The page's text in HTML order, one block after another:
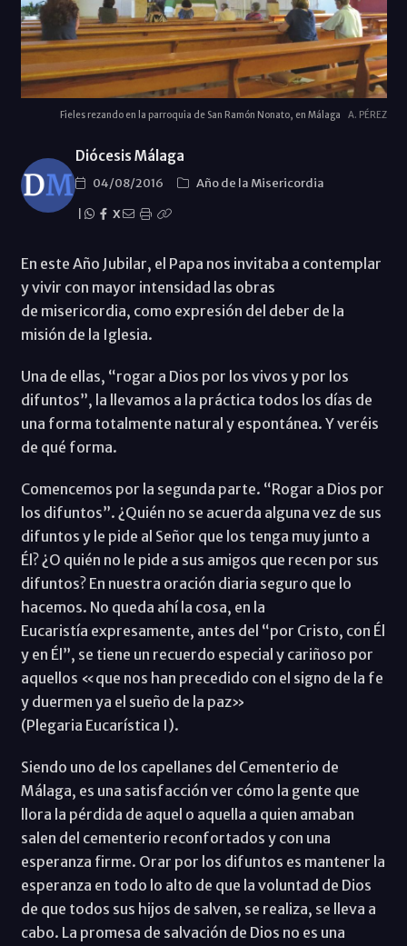
Fieles rezando en la parroquia de San Ramón Nonato, en Málaga A. PÉREZ
Diócesis Málaga
04/08/2016
Año de la Misericordia
X
En este Año Jubilar, el Papa nos invitaba a contemplar
y vivir con mayor intensidad las obras
de misericordia, como expresión del deber de la
misión de la Iglesia.
Una de ellas, “rogar a Dios por los vivos y por los
difuntos”, la llevamos a la práctica todos los días de
una forma totalmente natural y espontánea. Y veréis
de qué forma.
Comencemos por la segunda parte. “Rogar a Dios por
los difuntos”. ¿Quién no se acuerda alguna vez de sus
difuntos y le pide al Señor que los tenga muy junto a
Él? ¿O quién no le pide a sus amigos que recen por sus
difuntos? En nuestra oración diaria seguro que lo
hacemos. No queda ahí la cosa, en la
Eucaristía expresamente, antes del “por Cristo, con Él
y en Él”, se tiene un recuerdo especial y cariñoso por
aquellos «que nos han precedido con el signo de la fe
y duermen ya el sueño de la paz»
(Plegaria Eucarística I).
Siendo uno de los capellanes del Cementerio de
Málaga, es una satisfacción ver cómo la gente que
llora la pérdida de aquel o aquella a quien amaban
salen del cementerio reconfortados y con una
esperanza firme. Orar por los difuntos es mantener la
esperanza en todo lo alto de que la voluntad de Dios
de que todos sus hijos de salven, se realiza, se lleva a
cabo. La promesa de salvación de Dios no es una